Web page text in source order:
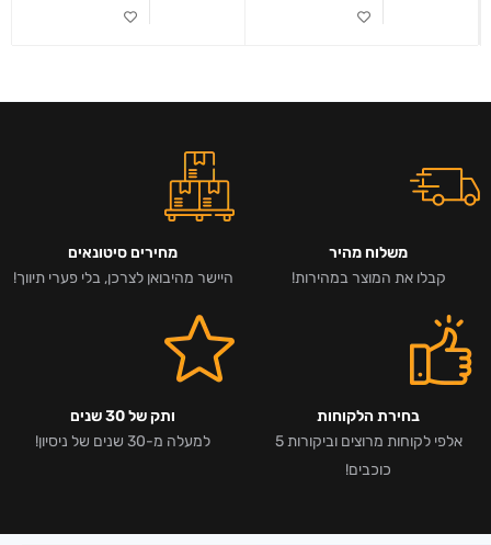
משלוח מהיר
קבלו את המוצר במהירות!
מחירים סיטונאים
היישר מהיבואן לצרכן, בלי פערי תיווך!
בחירת הלקוחות
אלפי לקוחות מרוצים וביקורות 5
כוכבים!
ותק של 30 שנים
למעלה מ-30 שנים של ניסיון!